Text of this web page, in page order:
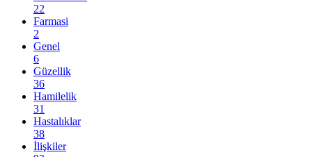
22
Farmasi
2
Genel
6
Güzellik
36
Hamilelik
31
Hastalıklar
38
İlişkiler